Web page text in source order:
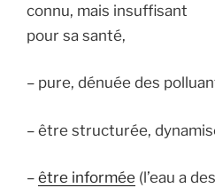
connu, mais insuffisant
pour sa santé,
– pure, dénuée des
– être structurée,
– être informée (l’eau a